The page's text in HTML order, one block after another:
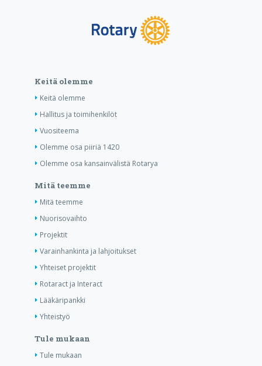
Keitä olemme
Keitä olemme
Hallitus ja toimihenkilöt
Vuositeema
Olemme osa piiriä 1420
Olemme osa kansainvälistä Rotarya
Mitä teemme
Mitä teemme
Nuorisovaihto
Projektit
Varainhankinta ja lahjoitukset
Yhteiset projektit
Rotaract ja Interact
Lääkäripankki
Yhteistyö
Tule mukaan
Tule mukaan